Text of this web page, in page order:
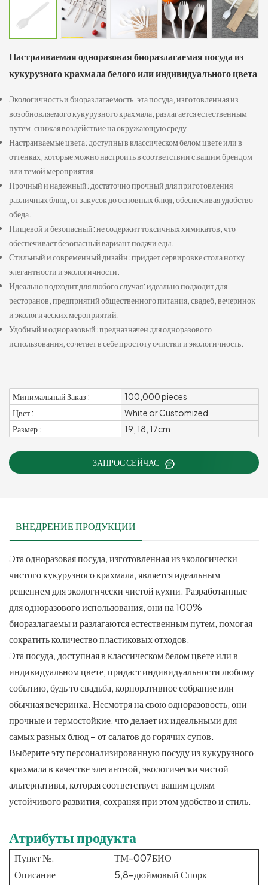
Настраиваемая одноразовая биоразлагаемая посуда из
кукурузного крахмала белого или индивидуального цвета
Экологичность и биоразлагаемость: эта посуда, изготовленная из
возобновляемого кукурузного крахмала, разлагается естественным
путем, снижая воздействие на окружающую среду.
Настраиваемые цвета: доступны в классическом белом цвете или в
оттенках, которые можно настроить в соответствии с вашим брендом
или темой мероприятия.
Прочный и надежный: достаточно прочный для приготовления
различных блюд, от закусок до основных блюд, обеспечивая удобство
обеда.
Пищевой и безопасный: не содержит токсичных химикатов, что
обеспечивает безопасный вариант подачи еды.
Стильный и современный дизайн: придает сервировке стола нотку
элегантности и экологичности.
Идеально подходит для любого случая: идеально подходит для
ресторанов, предприятий общественного питания, свадеб, вечеринок
и экологических мероприятий.
Удобный и одноразовый: предназначен для одноразового
использования, сочетает в себе простоту очистки и экологичность.
Минимальный Заказ :
100,000 pieces
Цвет :
White or Customized
Размер :
19, 18, 17cm
ЗАПРОС СЕЙЧАС
ВНЕДРЕНИЕ ПРОДУКЦИИ
Эта одноразовая посуда, изготовленная из экологически
чистого кукурузного крахмала, является идеальным
решением для экологически чистой кухни. Разработанные
для одноразового использования, они на 100%
биоразлагаемы и разлагаются естественным путем, помогая
сократить количество пластиковых отходов.
Эта посуда, доступная в классическом белом цвете или в
индивидуальном цвете, придаст индивидуальности любому
событию, будь то свадьба, корпоративное собрание или
обычная вечеринка. Несмотря на свою одноразовость, они
прочные и термостойкие, что делает их идеальными для
самых разных блюд – от салатов до горячих супов.
Выберите эту персонализированную посуду из кукурузного
крахмала в качестве элегантной, экологически чистой
альтернативы, которая соответствует вашим целям
устойчивого развития, сохраняя при этом удобство и стиль.
Атрибуты продукта
Пункт №.
ТМ-007БИО
Описание
5,8-дюймовый Спорк